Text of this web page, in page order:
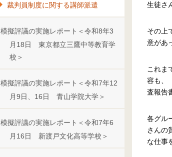
裁判員制度に関する講師派遣
模擬評議の実施レポート＜令和8年3
月18日 東京都立三鷹中等教育学
校＞
模擬評議の実施レポート＜令和7年12
月9日、16日 青山学院大学＞
模擬評議の実施レポート＜令和7年6
月16日 新渡戸文化高等学校＞
生徒さ
その上
意があ
これま
容も、
査報告
各グル
さんの
な仕事